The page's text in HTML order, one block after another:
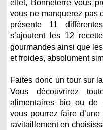
effet, Bonneterre vous
vous ne manquerez pas
présente 11
s’ajoutent les 12
gourmandes ainsi que
et froides, absolument
Faites donc un tour sur
Vous découvrirez
alimentaires bio ou de
vous pourrez faire
ravitaillement en